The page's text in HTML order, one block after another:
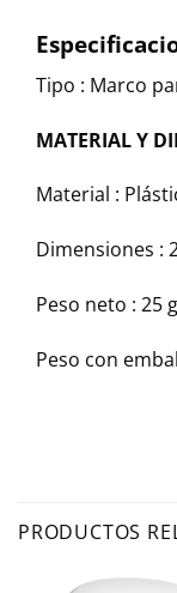
Tipo : Marco
MATERIAL Y
Material :
Dimensiones :
Peso neto : 25 g
Peso con
PRODUCTOS